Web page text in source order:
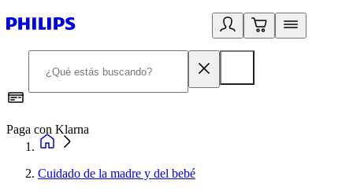
Paga con Klarna
Cuidado de la madre y del bebé